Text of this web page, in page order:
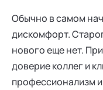
Обычно в самом
дискомфорт.
нового еще нет.
доверие коллег и
профессионализм